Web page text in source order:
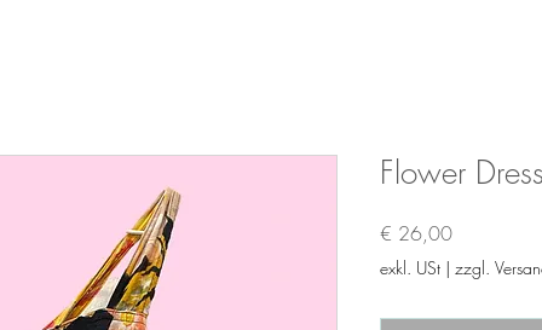
Flower
€ 26,00Preis
exkl. USt | zzgl.